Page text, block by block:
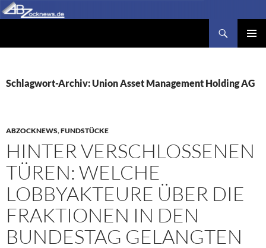
Zum
Inhalt
Schlagwort-Archiv: Union Asset Management Holding AG
ABZOCKNEWS,FUNDSTÜCKE
HINTER VERSCHLOSSENEN
TÜREN: WELCHE
LOBBYAKTEURE ÜBER DIE
FRAKTIONEN IN DEN
BUNDESTAG GELANGTEN